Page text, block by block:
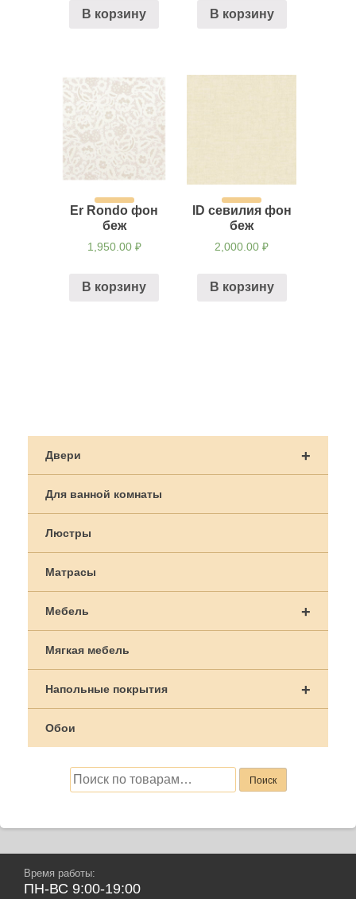
В корзину В корзину
Er Rondo фон
беж
1,950.00 ₽
В корзину
ID севилия фон
беж
2,000.00₽
В корзину
по
записям
+
Двери
Для ванной комнаты
Люстры
Матрасы
+
Мебель
Мягкая мебель
+
Напольные покрытия
Обои
Искать: Поиск
Время работы:
ПН-ВС 9:00-19:00